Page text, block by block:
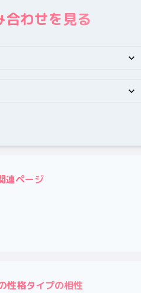
合わせを見る
連ページ
性格タイプの相性